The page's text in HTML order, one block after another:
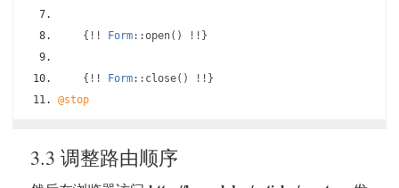
{!! Form::open() !!}
{!! Form:: close()
!!}
@stop
3.3 调整路由顺序